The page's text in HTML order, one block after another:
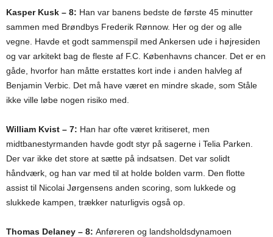
Kasper Kusk – 8: Han var banens bedste de første 45 minutter
sammen med Brøndbys Frederik Rønnow. Her og der og alle
vegne. Havde et godt sammenspil med Ankersen ude i højresiden
og var arkitekt bag de fleste af F.C. Københavns chancer. Det er en
gåde, hvorfor han måtte erstattes kort inde i anden halvleg af
Benjamin Verbic. Det må have været en mindre skade, som Ståle
ikke ville løbe nogen risiko med.
William Kvist – 7: Han har ofte været kritiseret, men
midtbanestyrmanden havde godt styr på sagerne i Telia Parken.
Der var ikke det store at sætte på indsatsen. Det var solidt
håndværk, og han var med til at holde bolden varm. Den flotte
assist til Nicolai Jørgensens anden scoring, som lukkede og
slukkede kampen, trækker naturligvis også op.
Thomas Delaney – 8: Anføreren og landsholdsdynamoen